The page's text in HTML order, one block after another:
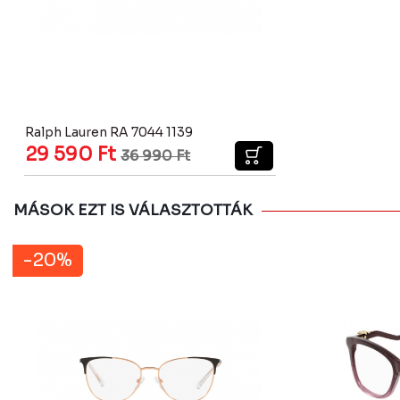
Ralph Lauren RA 7044 1139
29 590 Ft 36 990Ft
MÁSOK EZT IS VÁLASZTOTTÁK
-20%